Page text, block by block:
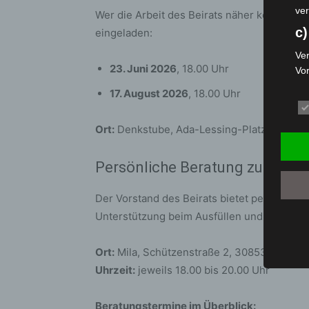
Wer die Arbeit des Beirats näher
eingeladen:
23. Juni 2026, 18.00 Uhr
17. August 2026, 18.00 Uhr
Ort: Denkstube, Ada-Lessing-Platz 4,
Persönliche Beratung zur
Der Vorstand des Beirats bietet
Unterstützung beim Ausfüllen und
Ort: Mila, Schützenstraße 2, 30853
Uhrzeit: jeweils 18.00 bis 20.00 Uhr
Beratungstermine im Überblick: